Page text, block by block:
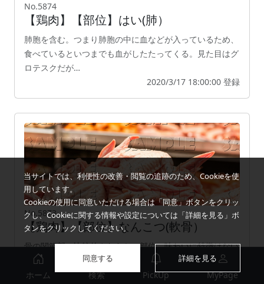
No.5874
【鶏肉】【部位】はい(肺）
肺胞を含む。つまり肺胞の中に血などが入っているため、
食べているといつまでも血がしたたってくる。見た目はグ
ロテスクだが…
2020/3/17 18:00:00 登録
No.5873
【鶏肉】【部位】なんこつ(軟骨）
骨の関節部の比較的やわらかい部位。味わいに特徴はない
が、コリコリとした食感が印象的。なんこつは細かく分け
ることができ…
当サイトでは、利便性の改善・閲覧の追跡のため、Cookieを使
用しています。
Cookieの使用に同意いただける場合は「同意」ボタンをクリッ
クし、Cookieに関する情報や設定については「詳細を見る」ボ
タンをクリックしてください。
同意する 詳細を見る
ホーム 検索 PickUp MyPage